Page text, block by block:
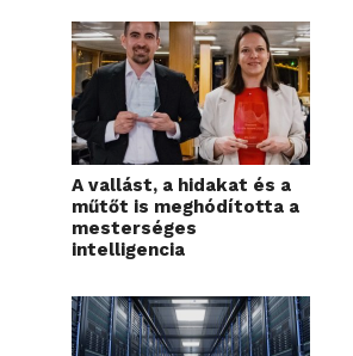
A vallást, a hidakat és a
műtőt is meghódította a
mesterséges
intelligencia